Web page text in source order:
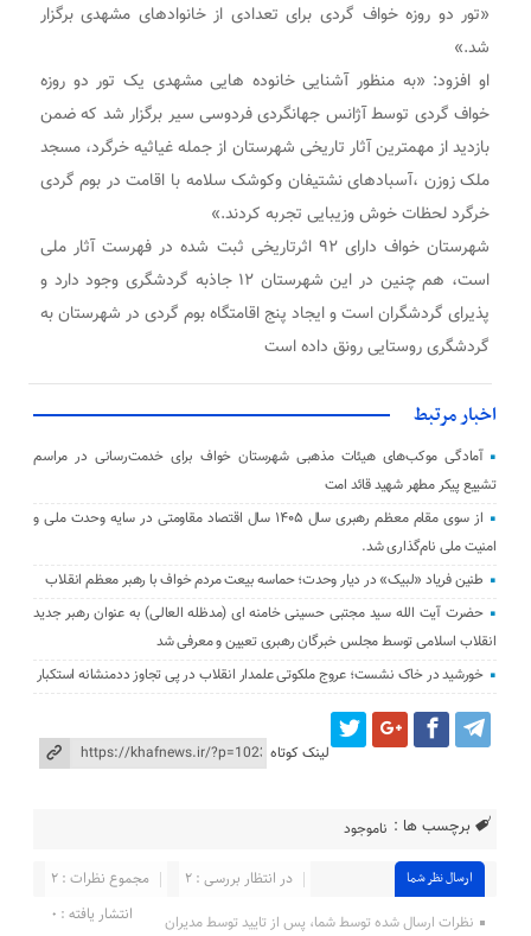
«تور دو روزه خواف گردی برای تعدادی از خانوادهای مشهدی برگزار
شد.
»
او افزود: «به منظور آشنایی خانوده هایی مشهدی یک تور دو روزه
خواف گردی توسط آژانس جهانگردی فردوسی سیر برگزار شد که ضمن
بازدید از مهمترین آثار تاریخی شهرستان از جمله غیاثیه خرگرد، مسجد
ملک زوزن ،آسبادهای نشتیفان وکوشک سلامه با اقامت در بوم گردی
خرگرد لحظات خوش وزیبایی تجربه کردند.
»
شهرستان خواف دارای ۹۲ اثرتاریخی ثبت شده در فهرست آثار ملی
است، هم چنین در این شهرستان ‌۱۲ جاذبه گردشگری وجود دارد و
پذیرای گردشگران است و ایجاد پنج اقامتگاه بوم گردی در شهرستان به
گردشگری روستایی رونق داده است
اخبار مرتبط
آمادگی موکب‌های هیئات مذهبی شهرستان خواف برای خدمت‌رسانی در مراسم
تشییع پیکر مطهر شهید قائد امت
از سوی مقام معظم رهبری سال ۱۴۰۵ سال اقتصاد مقاومتی در سایه وحدت ملی و
امنیت ملی نام‌گذاری شد.
طنین فریاد «لبیک» در دیار وحدت؛ حماسه بیعت مردم خواف با رهبر معظم انقلاب
حضرت آیت الله سید مجتبی حسینی خامنه ای (مدظله العالی) به عنوان رهبر جدید
انقلاب اسلامی توسط مجلس خبرگان رهبری تعیین و معرفی شد
خورشید در خاک نشست؛ عروج ملکوتی علمدار انقلاب در پی تجاوز ددمنشانه استکبار
لینک کوتاه
برچسب ها : ناموجود
ارسال نظر شما مجموع نظرات : ۲
در انتظار بررسی : ۲
انتشار یافته : ۰
نظرات ارسال شده توسط شما، پس از تایید توسط مدیران